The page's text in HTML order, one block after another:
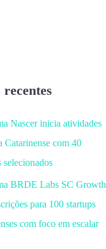
recentes
Nascer inicia atividades
Catarinense com 40
selecionados
BRDE Labs SC Growth
para 100 startups
com foco em escalar